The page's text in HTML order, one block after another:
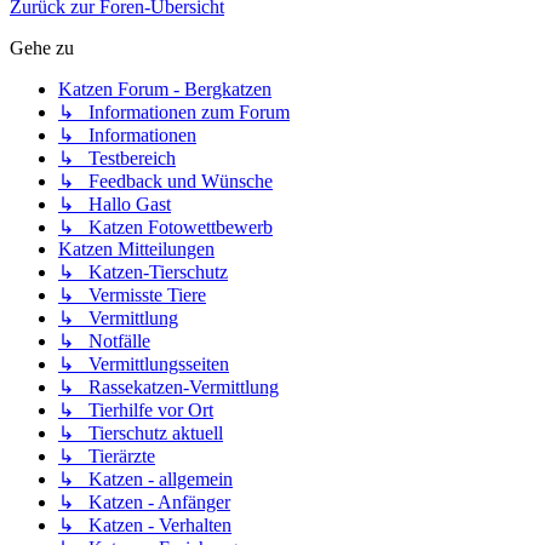
Zurück zur Foren-Übersicht
Gehe zu
Katzen Forum - Bergkatzen
↳ Informationen zum Forum
↳ Informationen
↳ Testbereich
↳ Feedback und Wünsche
↳ Hallo Gast
↳ Katzen Fotowettbewerb
Katzen Mitteilungen
↳ Katzen-Tierschutz
↳ Vermisste Tiere
↳ Vermittlung
↳ Notfälle
↳ Vermittlungsseiten
↳ Rassekatzen-Vermittlung
↳ Tierhilfe vor Ort
↳ Tierschutz aktuell
↳ Tierärzte
↳ Katzen - allgemein
↳ Katzen - Anfänger
↳ Katzen - Verhalten